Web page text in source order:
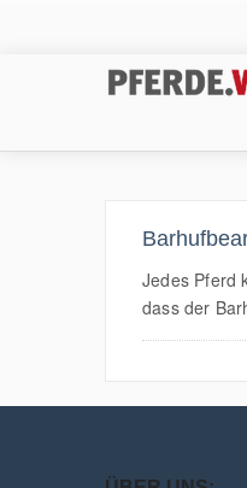
Jedes Pferd
dass der